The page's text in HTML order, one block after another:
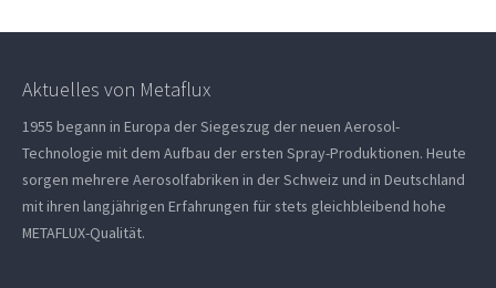
Aktuelles von Metaflux
1955 begann in Europa der Siegeszug der neuen Aerosol-
Technologie mit dem Aufbau der ersten Spray-Produktionen. Heute
sorgen mehrere Aerosolfabriken in der Schweiz und in Deutschland
mit ihren langjährigen Erfahrungen für stets gleichbleibend hohe
METAFLUX-Qualität.